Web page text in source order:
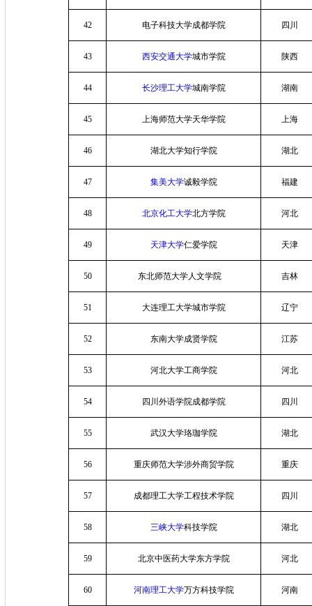
42 电子科技大学成都学院 四川
43 西安交通大学城市学院 陕西
44 长沙理工大学城南学院 湖南
45 上海师范大学天华学院 上海
46 湖北大学知行学院 湖北
47 集美大学诚毅学院 福建
48 北京化工大学北方学院 河北
49 天津大学仁爱学院 天津
50 东北师范大学人文学院 吉林
51 大连理工大学城市学院 辽宁
52 东南大学成贤学院 江苏
53 河北大学工商学院 河北
54 四川外语学院成都学院 四川
55 武汉大学珞珈学院 湖北
56 重庆师范大学涉外商贸学院 重庆
57 成都理工大学工程技术学院 四川
58 三峡大学科技学院 湖北
59 北京中医药大学东方学院 河北
60 河南理工大学万方科技学院 河南